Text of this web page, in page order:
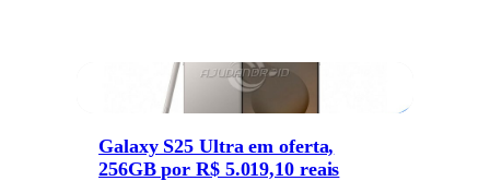
Galaxy S25 Ultra em oferta,
256GB por R$ 5.019,10 reais